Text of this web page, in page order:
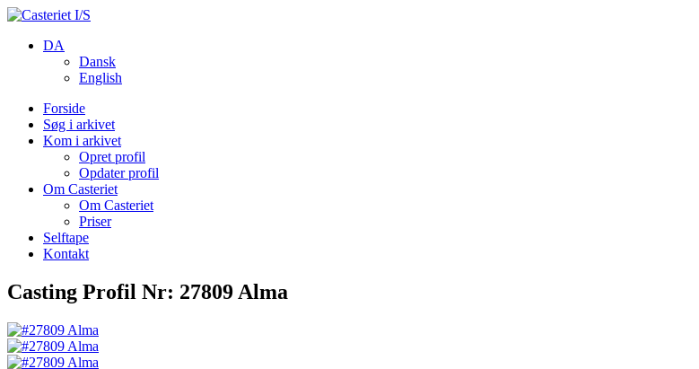
DA
Dansk
English
Forside
Søg i arkivet
Kom i arkivet
Opret profil
Opdater profil
Om Casteriet
Om Casteriet
Priser
Selftape
Kontakt
Casting Profil Nr: 27809 Alma